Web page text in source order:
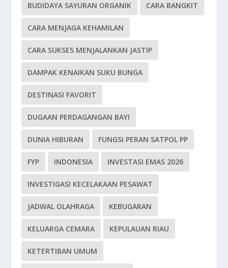
BUDIDAYA SAYURAN ORGANIK CARA BANGKIT
CARA MENJAGA KEHAMILAN
CARA SUKSES MENJALANKAN JASTIP
DAMPAK KENAIKAN SUKU BUNGA
DESTINASI FAVORIT
DUGAAN PERDAGANGAN BAYI
DUNIA HIBURAN FUNGSI PERAN SATPOL PP
FYP INDONESIA INVESTASI EMAS 2026
INVESTIGASI KECELAKAAN PESAWAT
JADWAL OLAHRAGA KEBUGARAN
KELUARGA CEMARA KEPULAUAN RIAU
KETERTIBAN UMUM